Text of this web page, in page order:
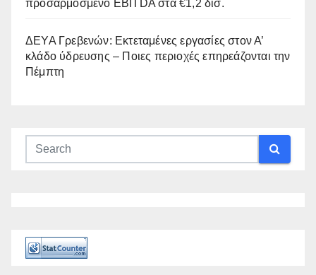
προσαρμοσμένο EBITDA στα €1,2 δισ.
ΔΕΥΑ Γρεβενών: Εκτεταμένες εργασίες στον Α’
κλάδο ύδρευσης – Ποιες περιοχές επηρεάζονται την
Πέμπτη